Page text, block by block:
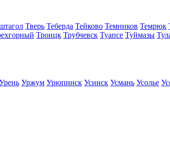
Тверь Теберда Тейково Темников Темрюк
Троицк Трубчевск Туапсе Туймазы
Уржум Урюпинск Усинск Усмань Усолье